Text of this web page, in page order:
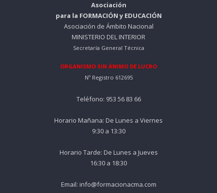
Asociación
para la FORMACIÓN y EDUCACIÓN
Asociación de Ámbito Nacional
MINISTERIO DEL INTERIOR
Secretaría General Técnica
ORGANISMO SIN ÁNIMO DE LUCRO
Nº Registro 612695
Teléfono: 953 56 83 66
Horario Mañana: De Lunes a Viernes
9:30 a 13:30
Horario Tarde: De Lunes a Jueves
16:30 a 18:30
Email: info@formacionacma.com